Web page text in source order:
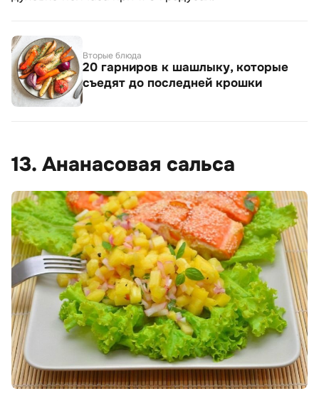
Вторые блюда
20 гарниров к шашлыку, которые
съедят до последней крошки
13. Ананасовая сальса